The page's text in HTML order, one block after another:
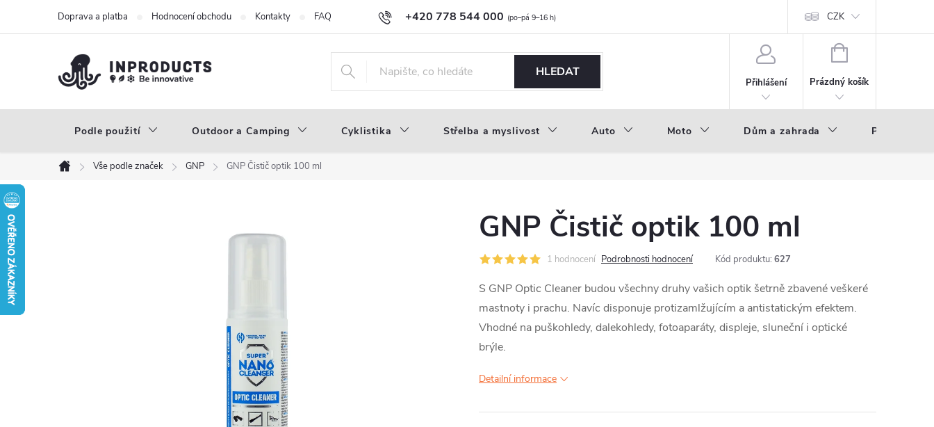
+420 778 544 000
info@inproducts.cz
Doprava a platba Hodnocení obchodu Kontakty FAQ Novinky Náš příběh Průvodce materiály CZK
HLEDAT
Přihlášení
NÁKUPNÍ
Prázdný košík
Podle použití Outdoor a Camping Cyklistika Střelba a myslivost Auto Moto Dům a zahrada
Domů
Vše podle značek GNP GNP Čistič optik 100 ml
GNP Čistič optik 100 ml
1 hodnocení Podrobnosti hodnocení Kód produktu: 627
S GNP Optic Cleaner budou všechny druhy vašich optik šetrně zbavené veškeré
mastnoty i prachu. Navíc disponuje protizamlžujícím a antistatickým efektem.
Vhodné na puškohledy, dalekohledy, fotoaparáty, displeje, sluneční i optické
brýle.
Detailní informace